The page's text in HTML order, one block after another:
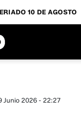
10 DE AGOSTO
Junio 2026 - 22:27